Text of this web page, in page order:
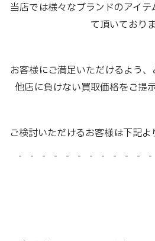
当店では様々なブランドのアイ
て頂いておりま
お客様にご満足いただけるよう
他店に負けない買取価格をご提
ご検討いただけるお客様は下記よ
- - - - - - - - - - -